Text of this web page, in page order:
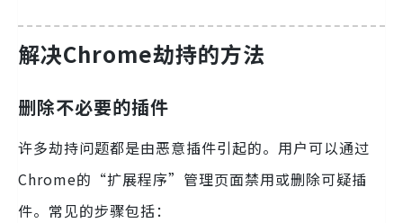
解决Chrome劫持的方法
删除不必要的插件
许多劫持问题都是由恶意插件引起的。用户可以通过
Chrome的“扩展程序”管理页面禁用或删除可疑插
件。常见的步骤包括：